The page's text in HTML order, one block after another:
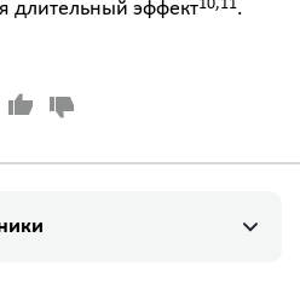
длительный эффект10,11.